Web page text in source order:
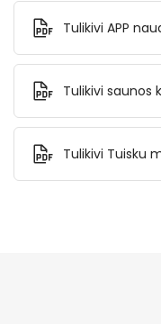
Tulikivi APP
Tulikivi
instrukcija
Tulikivi Tuisku
instrukcija.pdf